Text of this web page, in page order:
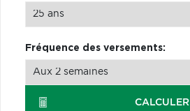
Fréquence des versements:
CALCULER